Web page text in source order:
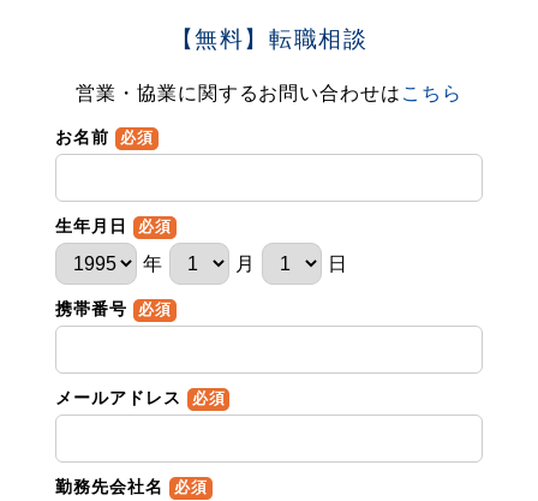
【無料】転職相談
営業・協業に関するお問い合わせは こちら
お名前 必須
生年月日 必須
年 月 日
携帯番号 必須
メールアドレス 必須
勤務先会社名 必須